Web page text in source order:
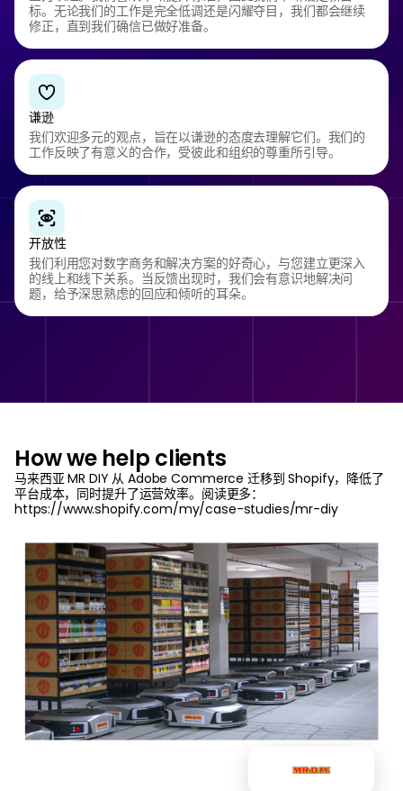
标。无论我们的工作是完全低调还是闪耀夺目，我们都会继续
修正，直到我们确信已做好准备。
谦逊
我们欢迎多元的观点，旨在以谦逊的态度去理解它们。我们的
工作反映了有意义的合作，受彼此和组织的尊重所引导。
开放性
我们利用您对数字商务和解决方案的好奇心，与您建立更深入
的线上和线下关系。当反馈出现时，我们会有意识地解决问
题，给予深思熟虑的回应和倾听的耳朵。
How we help clients
马来西亚 MR DIY 从 Adobe Commerce 迁移到 Shopify，降低了
平台成本，同时提升了运营效率。阅读更多：
https://www.shopify.com/my/case-studies/mr-diy